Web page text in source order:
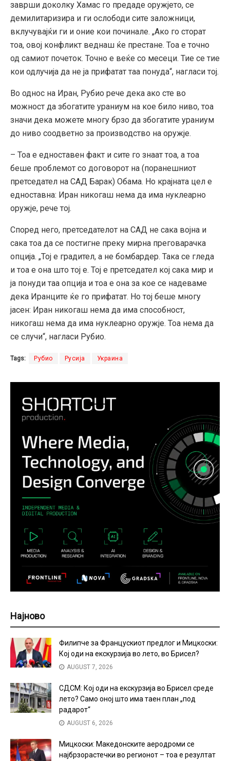
заврши доколку Хамас го предаде оружјето, се
демилитаризира и ги ослободи сите заложници,
вклучувајќи ги и оние кои починале. „Ако го сторат
тоа, овој конфликт веднаш ќе престане. Тоа е точно
од самиот почеток. Точно е веќе со месеци. Тие се тие
кои одлучија да не ја прифатат таа понуда“, нагласи тој.
Во однос на Иран, Рубио рече дека ако сте во
можност да збогатите ураниум на кое било ниво, тоа
значи дека можете многу брзо да збогатите ураниум
до ниво соодветно за производство на оружје.
– Тоа е едноставен факт и сите го знаат тоа, а тоа
беше проблемот со договорот на (поранешниот
претседател на САД Барак) Обама. Но крајната цел е
едноставна: Иран никогаш нема да има нуклеарно
оружје, рече тој.
Според него, претседателот на САД не сака војна и
сака тоа да се постигне преку мирна преговарачка
опција. „Тој е градител, а не бомбардер. Така се гледа
и тоа е она што тој е. Тој е претседател кој сака мир и
ја понуди таа опција и тоа е она за кое се надеваме
дека Иранците ќе го прифатат. Но тој беше многу
јасен: Иран никогаш нема да има способност,
никогаш нема да има нуклеарно оружје. Тоа нема да
се случи“, нагласи Рубио.
Tags: Рубио Русија Украина
Најново
Филипче за Францускиот предлог и Мицкоски:
Кој оди на екскурзија во лето, во Брисел?
AUGUST 7, 2026
СДСМ: Кој оди на екскурзија во Брисел среде
лето? Само оној што има таен план „под
радарот“
AUGUST 6, 2026
Мицкоски: Македонските аеродроми се
најбрзорастечки во регионот – тоа е резултат